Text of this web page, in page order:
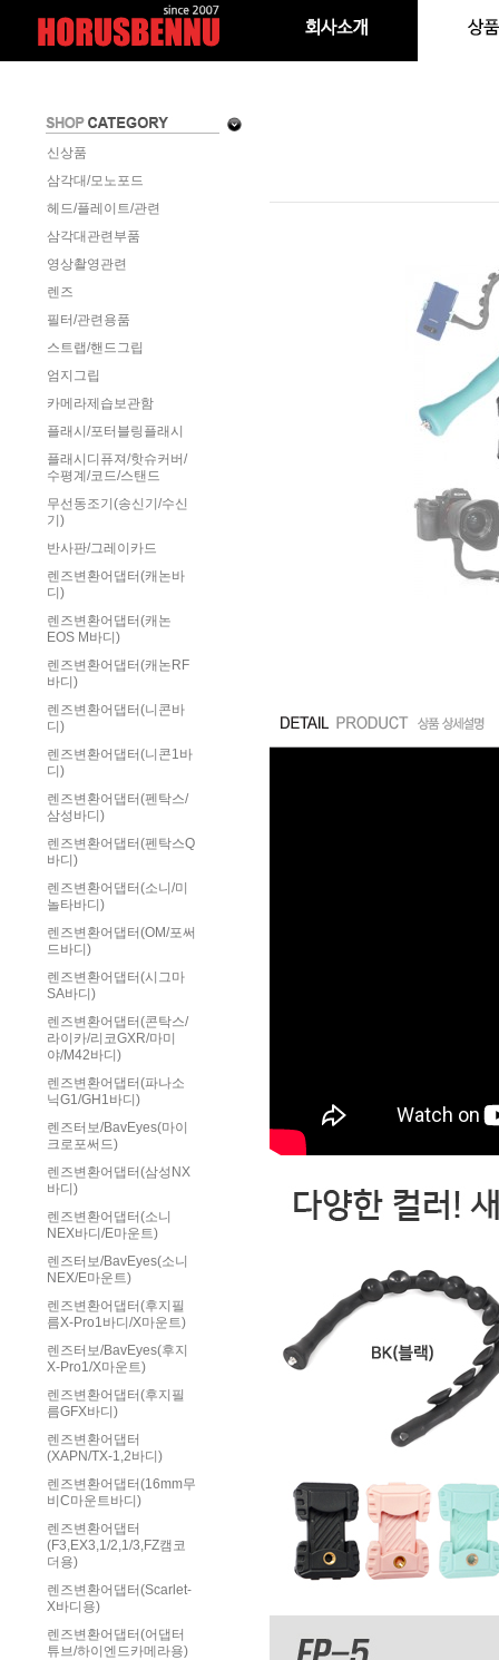
신상품
삼각대/모노포드
헤드/플레이트/관련
삼각대관련부품
영상촬영관련
렌즈
필터/관련용품
스트랩/핸드그립
엄지그립
카메라제습보관함
플래시/포터블링플래시
플래시디퓨져/핫슈커버/
수평계/코드/스탠드
무선동조기(송신기/수신
기)
반사판/그레이카드
렌즈변환어댑터(캐논바
디)
렌즈변환어댑터(캐논
EOS M바디)
렌즈변환어댑터(캐논RF
바디)
렌즈변환어댑터(니콘바
디)
렌즈변환어댑터(니콘1바
디)
렌즈변환어댑터(펜탁스/
삼성바디)
렌즈변환어댑터(펜탁스Q
바디)
렌즈변환어댑터(소니/미
놀타바디)
렌즈변환어댑터(OM/포써
드바디)
렌즈변환어댑터(시그마
SA바디)
렌즈변환어댑터(콘탁스/
라이카/리코GXR/마미
야/M42바디)
렌즈변환어댑터(파나소
닉G1/GH1바디)
렌즈터보/BavEyes(마이
크로포써드)
렌즈변환어댑터(삼성NX
바디)
렌즈변환어댑터(소니
NEX바디/E마운트)
렌즈터보/BavEyes(소니
NEX/E마운트)
렌즈변환어댑터(후지필
름X-Pro1바디/X마운트)
렌즈터보/BavEyes(후지
X-Pro1/X마운트)
렌즈변환어댑터(후지필
름GFX바디)
렌즈변환어댑터
(XAPN/TX-1,2바디)
렌즈변환어댑터(16mm무
비C마운트바디)
렌즈변환어댑터
(F3,EX3,1/2,1/3,FZ캠코
더용)
렌즈변환어댑터(Scarlet-
X바디용)
렌즈변환어댑터(어댑터
튜브/하이엔드카메라용)